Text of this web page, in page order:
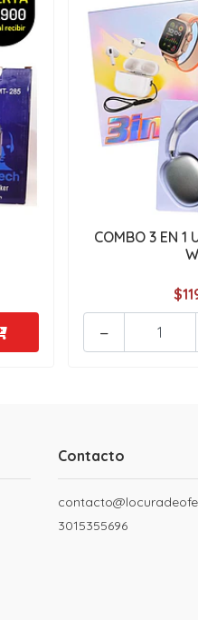
COMBO 3 EN 1
-
Contacto
3015355696